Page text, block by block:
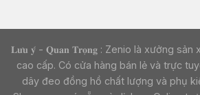
𝐋𝐮̛𝐮 𝐲́ - 𝐐𝐮𝐚𝐧 𝐓𝐫𝐨̣𝐧𝐠 : Zenio là xưởng sản
cao cấp. Có cửa hàng bán lẻ và trực
dây đeo đồng hồ chất lượng và phụ